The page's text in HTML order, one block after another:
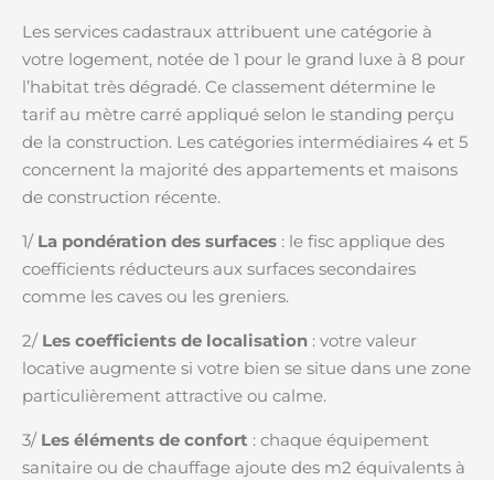
Les services cadastraux attribuent une catégorie à
votre logement, notée de 1 pour le grand luxe à 8 pour
l’habitat très dégradé. Ce classement détermine le
tarif au mètre carré appliqué selon le standing perçu
de la construction. Les catégories intermédiaires 4 et 5
concernent la majorité des appartements et maisons
de construction récente.
1/ La pondération des surfaces : le fisc applique des
coefficients réducteurs aux surfaces secondaires
comme les caves ou les greniers.
2/ Les coefficients de localisation : votre valeur
locative augmente si votre bien se situe dans une zone
particulièrement attractive ou calme.
3/ Les éléments de confort : chaque équipement
sanitaire ou de chauffage ajoute des m2 équivalents à